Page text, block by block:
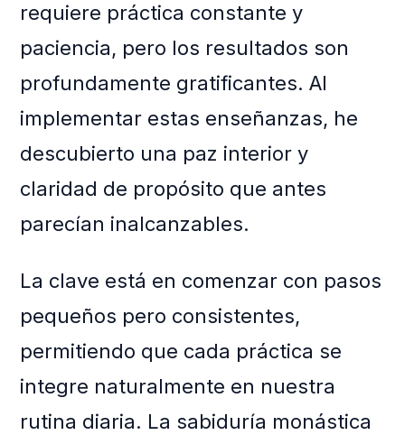
requiere práctica constante y
paciencia, pero los resultados son
profundamente gratificantes. Al
implementar estas enseñanzas, he
descubierto una paz interior y
claridad de propósito que antes
parecían inalcanzables.
La clave está en comenzar con pasos
pequeños pero consistentes,
permitiendo que cada práctica se
integre naturalmente en nuestra
rutina diaria. La sabiduría monástica